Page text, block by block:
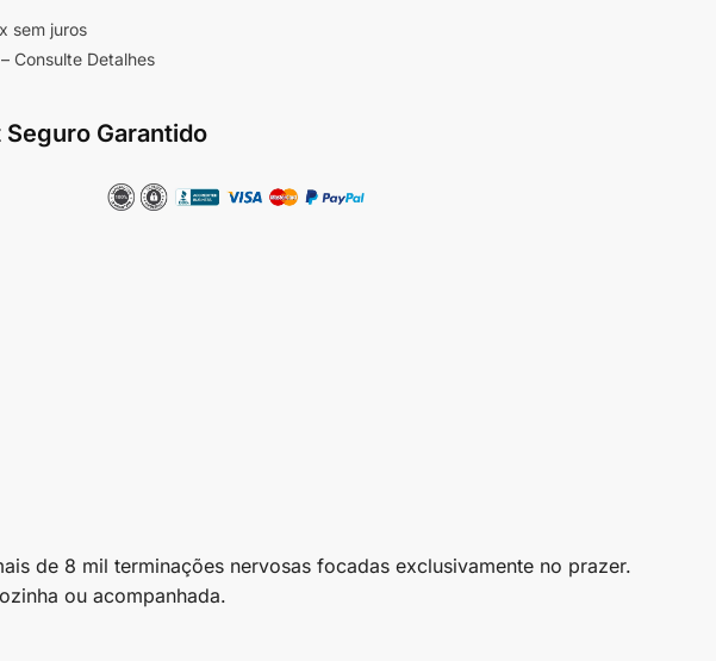
sem juros
Consulte Detalhes
Garantido
de 8 mil terminações nervosas focadas exclusivamente no prazer.
ou acompanhada.